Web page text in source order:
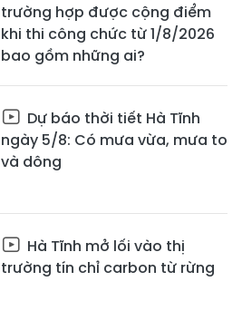
trường hợp được cộng điểm
khi thi công chức từ 1/8/2026
bao gồm những ai?
Dự báo thời tiết Hà Tĩnh
ngày 5/8: Có mưa vừa, mưa to
và dông
Hà Tĩnh mở lối vào thị
trường tín chỉ carbon từ rừng